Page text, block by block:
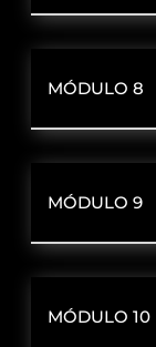
MÓDULO 8
MÓDULO 9
MÓDULO 10